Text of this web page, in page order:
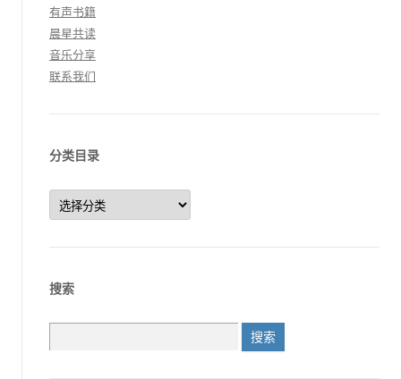
有声书籍
晨星共读
音乐分享
联系我们
分类目录
分
类
目
搜索
索：